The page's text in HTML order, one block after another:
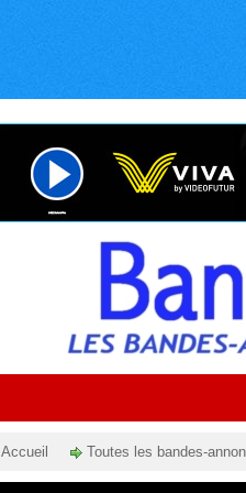
Accueil Toutes les bandes-